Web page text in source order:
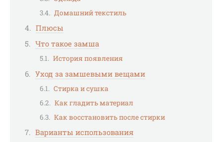
Домашний текстиль
Плюсы
Что такое замша
История появления
Уход за замшевыми вещами
Стирка и сушка
Как гладить материал
Как восстановить после стирки
Варианты использования